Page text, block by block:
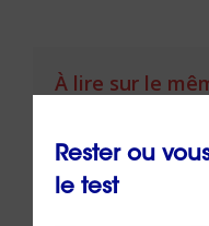
À lire sur le
Rester ou
le test